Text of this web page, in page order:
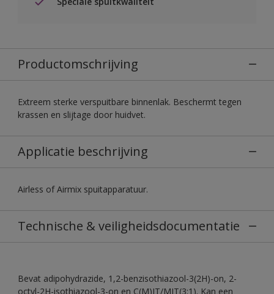
Productomschrijving
Extreem sterke verspuitbare binnenlak. Beschermt tegen
krassen en slijtage door huidvet.
Applicatie beschrijving
Airless of Airmix spuitapparatuur.
Technische & veiligheidsdocumentatie
Bevat adipohydrazide, 1,2-benzisothiazool-3(2H)-on, 2-
octyl-2H-isothiazool-3-on en C(M)IT/MIT(3:1). Kan een